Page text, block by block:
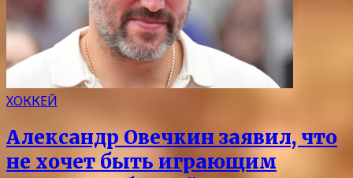
ХОККЕЙ
Александр Овечкин заявил, что
не хочет быть играющим